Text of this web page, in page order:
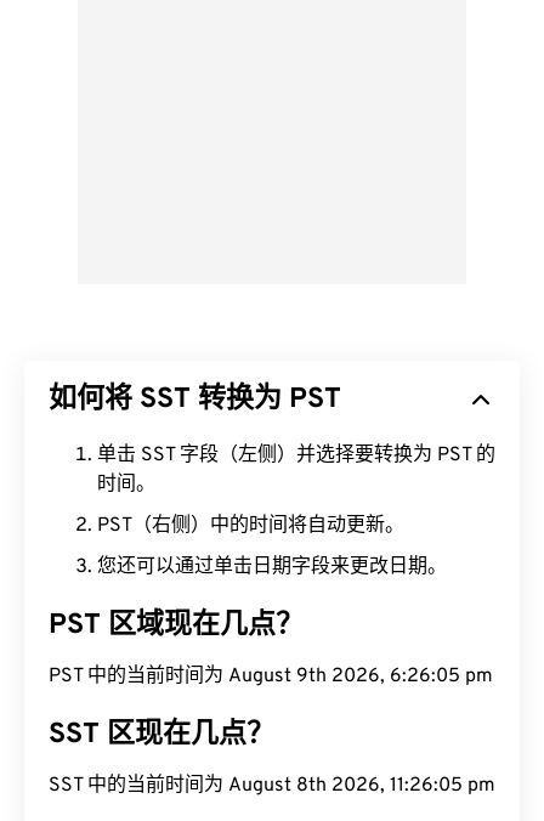
如何将 SST 转换为 PST
单击 SST 字段（左侧）并选择要转换为 PST 的
时间。
PST（右侧）中的时间将自动更新。
您还可以通过单击日期字段来更改日期。
PST 区域现在几点？
PST 中的当前时间为 August 9th 2026, 6:26:05 pm
SST 区现在几点？
SST 中的当前时间为 August 8th 2026, 11:26:05 pm